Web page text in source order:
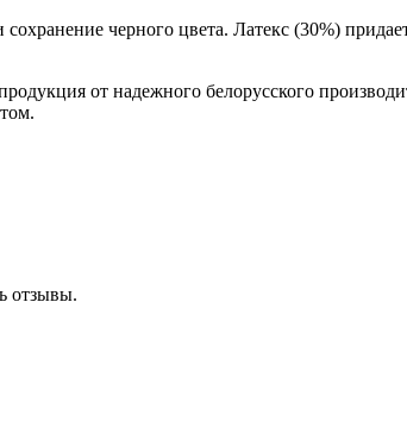
черного цвета. Латекс (30%)
от надежного белорусского
отзывы.